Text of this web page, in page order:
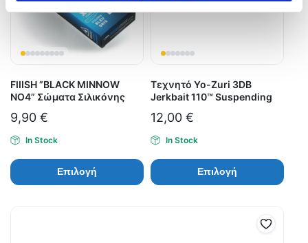
FIIISH ”BLACK MINNOW
ΝΟ4” Σώματα Σιλικόνης
9,90 €
In Stock
Επιλογή
Τεχνητό Yo-Zuri 3DB
Jerkbait 110™ Suspending
12,00 €
In Stock
Επιλογή